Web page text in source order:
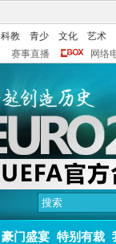
科教 青少 文化
艺术
赛事直播 网络
豪门盛宴 特别有裁